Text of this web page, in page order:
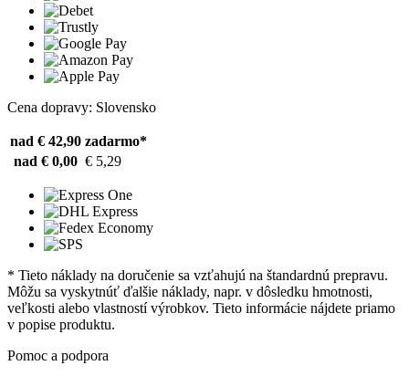
Cena dopravy: Slovensko
nad € 42,90 zadarmo*
nad € 0,00 € 5,29
* Tieto náklady na doručenie sa vzťahujú na štandardnú prepravu.
Môžu sa vyskytnúť ďalšie náklady, napr. v dôsledku hmotnosti,
veľkosti alebo vlastností výrobkov. Tieto informácie nájdete priamo
v popise produktu.
Pomoc a podpora